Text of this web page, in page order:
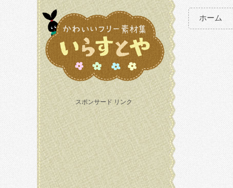
スポンサード リンク
ホーム